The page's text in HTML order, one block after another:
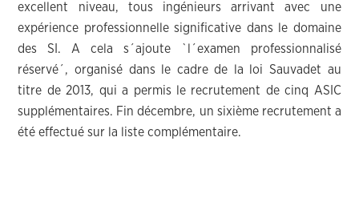
excellent niveau, tous ingénieurs arrivant avec une
expérience professionnelle significative dans le domaine
des SI. A cela s´ajoute `l´examen professionnalisé
réservé´, organisé dans le cadre de la loi Sauvadet au
titre de 2013, qui a permis le recrutement de cinq ASIC
supplémentaires. Fin décembre, un sixième recrutement a
été effectué sur la liste complémentaire.